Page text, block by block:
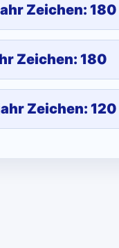
Zeichen: 180
Zeichen: 180
Zeichen: 120